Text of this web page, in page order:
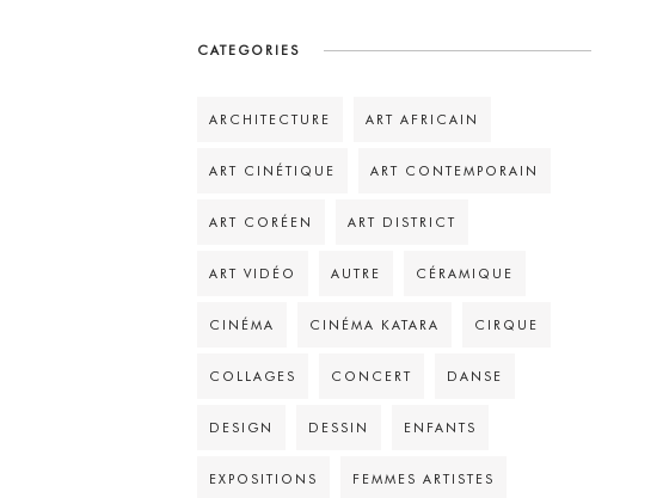
CATEGORIES
ARCHITECTURE ART AFRICAIN
ART CINÉTIQUE ART CONTEMPORAIN
ART CORÉEN ART DISTRICT
ART VIDÉO AUTRE CÉRAMIQUE
CINÉMA CINÉMA KATARA CIRQUE
COLLAGES CONCERT DANSE
DESIGN DESSIN ENFANTS
EXPOSITIONS FEMMES ARTISTES